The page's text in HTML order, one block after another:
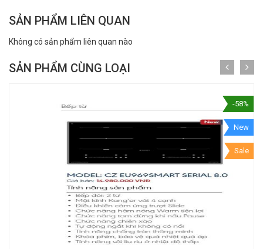
SẢN PHẨM LIÊN QUAN
Không có sản phẩm liên quan nào
SẢN PHẨM CÙNG LOẠI
-58%
New
Sale